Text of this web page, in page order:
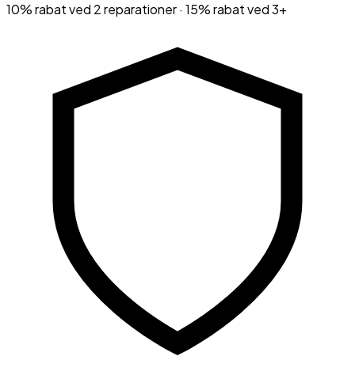
10% rabat ved 2 reparationer · 15% rabat ved 3+